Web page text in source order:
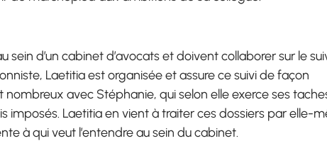
d’un cabinet d’avocats et doivent collaborer sur le
Laetitia est organisée et assure ce suivi de façon
avec Stéphanie, qui selon elle exerce ses
Laetitia en vient à traiter ces dossiers par elle-
à qui veut l’entendre au sein du cabinet.